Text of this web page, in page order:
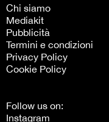
Chi siamo
Mediakit
Pubblicità
Termini e condizioni
Privacy Policy
Cookie Policy
Follow us on:
Instagram